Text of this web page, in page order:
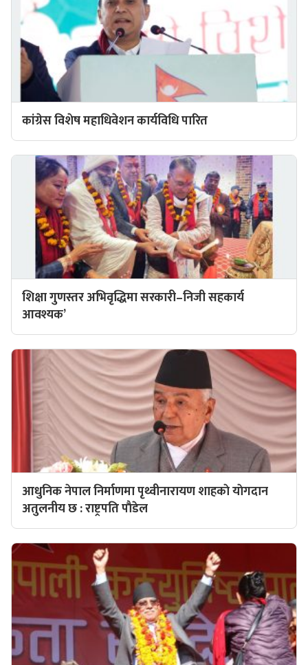
कांग्रेस विशेष महाधिवेशन कार्यविधि पारित
शिक्षा गुणस्तर अभिवृद्धिमा सरकारी–निजी सहकार्य
आवश्यक’
आधुनिक नेपाल निर्माणमा पृथ्वीनारायण शाहकाे याेगदान
अतुलनीय छ : राष्ट्रपति पाैडेल